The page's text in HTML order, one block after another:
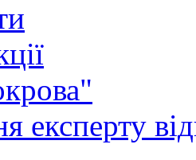
експерту